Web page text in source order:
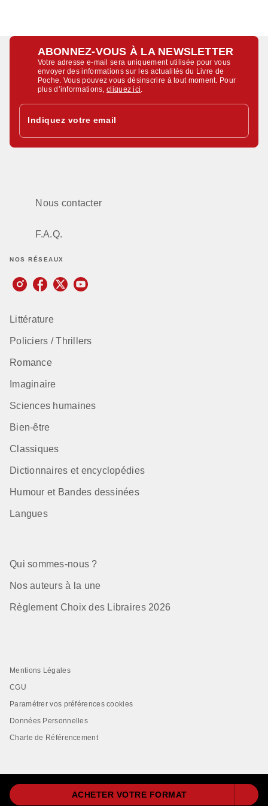
ACHETER VOTRE FORMAT
ABONNEZ-VOUS À LA NEWSLETTER
Votre adresse e-mail sera uniquement utilisée pour vous
envoyer des informations sur les actualités du Livre de
Poche. Vous pouvez vous désinscrire à tout moment. Pour
plus d’informations,cliquez ici
Indiquez votre email
Nous contacter
F.A.Q.
NOS RÉSEAUX
Littérature
Policiers / Thrillers
Romance
Imaginaire
Sciences humaines
Bien-être
Classiques
Dictionnaires et encyclopédies
Humour et Bandes dessinées
Langues
Qui sommes-nous ?
Nos auteurs à la une
Règlement Choix des Libraires 2026
Mentions Légales
CGU
Paramétrer vos préférences cookies
Données Personnelles
Charte de Référencement
LIVRE DE POCHE© 2026